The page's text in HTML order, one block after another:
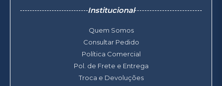
Institucional
Quem Somos
Consultar Pedido
Política Comercial
Pol. de Frete e Entrega
Troca e Devoluções